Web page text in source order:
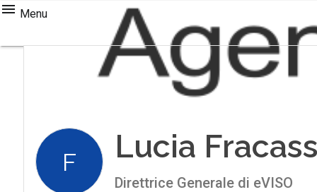
Menu
F Lucia
Direttrice Generale di eVISO